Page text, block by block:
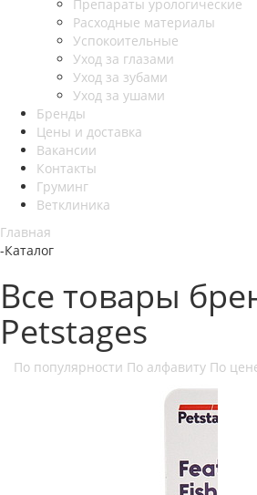
Препараты урологические
Расходные материалы
Успокоительные
Уход за глазами
Уход за зубами
Уход за ушами
Бренды
Цены и доставка
Вакансии
Контакты
Груминг
Ветклиника
Главная
-Каталог
Все товары
Petstages
По популярности По алфавиту По